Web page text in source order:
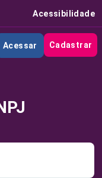
Acessibilidade
Acessar Cadastrar